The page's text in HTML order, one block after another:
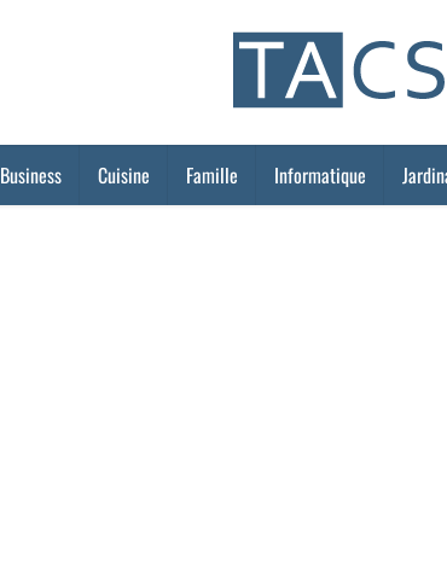
Business Cuisine Famille Informatique